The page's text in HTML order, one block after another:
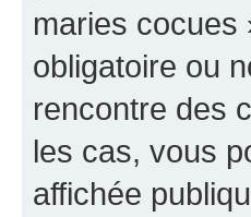
maries cocues
obligatoire ou
rencontre des
les cas, vous
affichée